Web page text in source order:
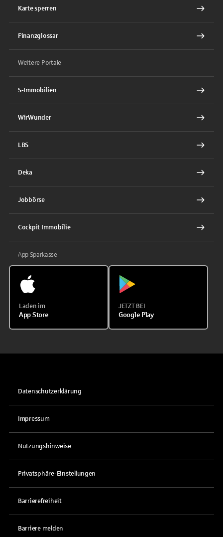
Karte sperren
Finanzglossar
Weitere Portale
S-Immobilien
WirWunder
LBS
Deka
Jobbörse
Cockpit Immobilie
App Sparkasse
Laden im
App Store
JETZT BEI
Google Play
Datenschutzerklärung
Impressum
Nutzungshinweise
Privatsphäre-Einstellungen
Barrierefreiheit
Barriere melden